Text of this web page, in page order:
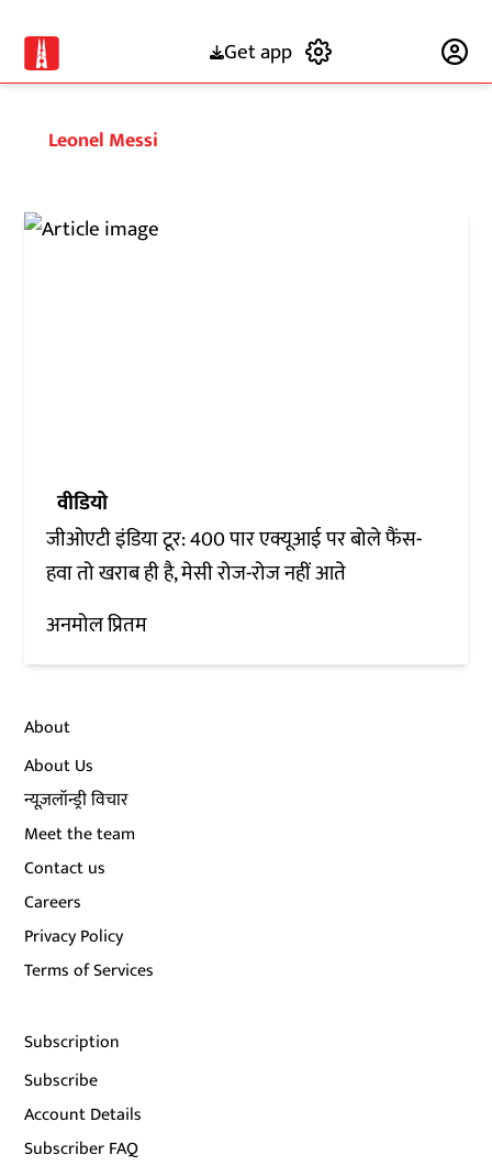
Get app
Leonel Messi
वीडियो
जीओएटी इंडिया टूर: 400 पार एक्यूआई पर बोले फैंस-
हवा तो खराब ही है, मेसी रोज-रोज नहीं आते
अनमोल प्रितम
About
About Us
न्यूज़लॉन्ड्री विचार
Meet the team
Contact us
Careers
Privacy Policy
Terms of Services
Subscription
Subscribe
Account Details
Subscriber FAQ